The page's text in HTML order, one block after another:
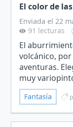
El color de
Enviada el 22
91 lecturas
El
volcánico,
aventuras.
muy
distracción.
un precioso
Fantasía